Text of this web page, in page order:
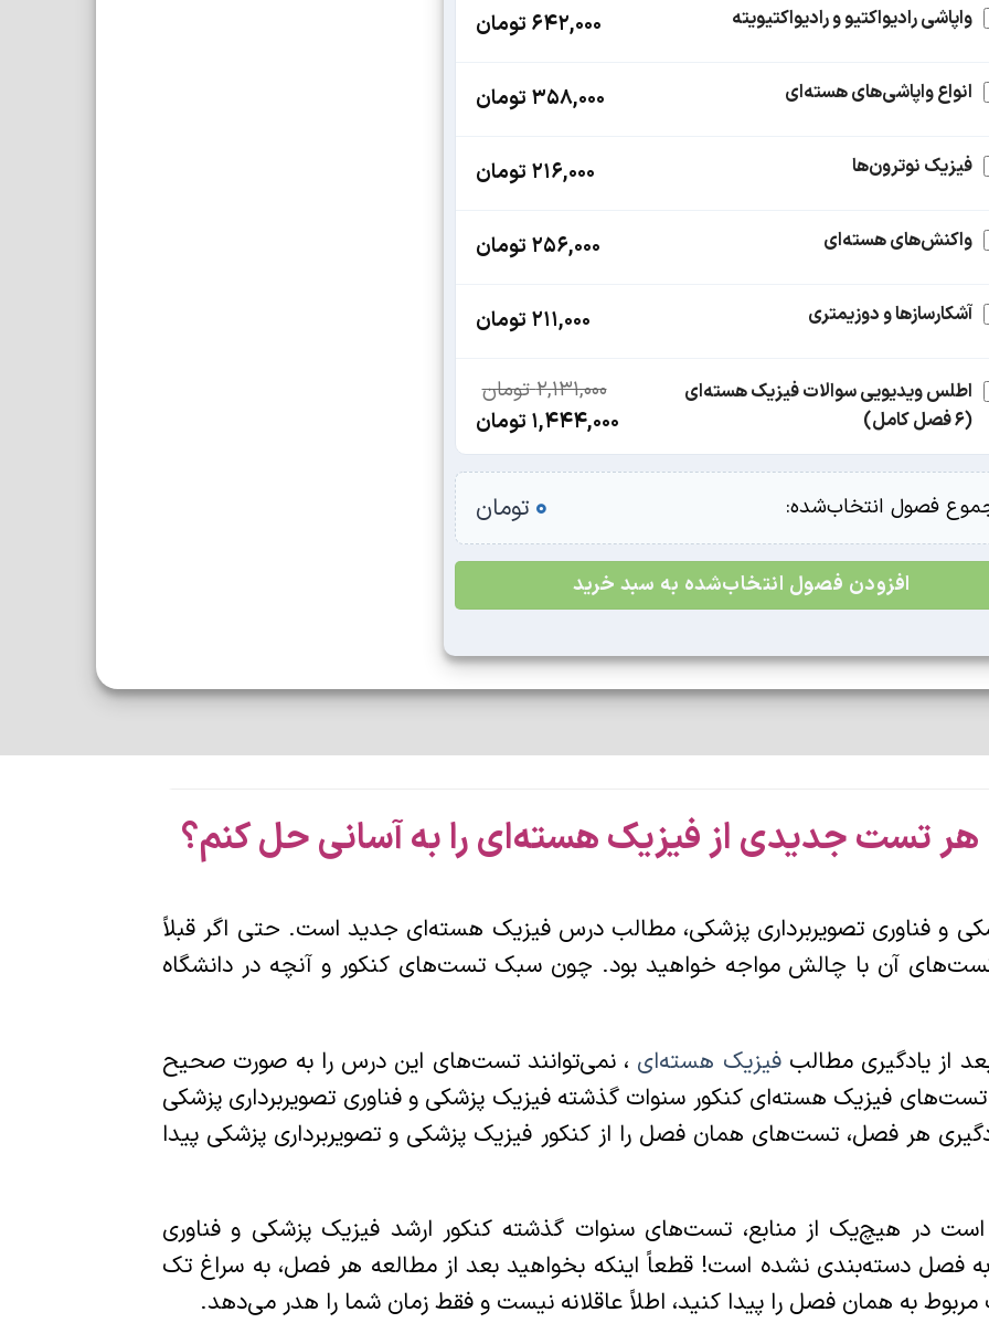
واپاشی رادیواکتیو و رادیواکتیویته 642,000 تومان
انواع واپاشی‌های هسته‌ای 358,000 تومان
فیزیک نوترون‌ها 216,000 تومان
واکنش‌های هسته‌ای 256,000 تومان
آشکارسازها و دوزیمتری 211,000 تومان
اطلس ویدیویی سوالات فیزیک هسته‌ای
(6 فصل کامل)
2,131,000 تومان
قیمت
اصلی
1,444,000 تومان
فعلی
است.
فصول انتخاب‌شده: ۰ تومان
افزودن فصول انتخاب‌شده به سبد خرید
و فناوری تصویربرداری پزشکی، مطالب درس فیزیک هسته‌ای جدید است. حتی اگر قبلاً
تست‌های آن با چالش مواجه خواهید بود. چون سبک تست‌های کنکور و آنچه در دانشگاه
از یادگیری مطالبفیزیک هسته‌ای ، نمی‌توانند تست‌های این درس را به صورت صحیح
فیزیک هسته‌ای کنکور سنوات گذشته فیزیک پزشکی و فناوری تصویربرداری پزشکی
هر فصل، تست‌های همان فصل را از کنکور فیزیک پزشکی و تصویربرداری پزشکی پیدا
است در هیچ‌یک از منابع، تست‌های سنوات گذشته کنکور ارشد فیزیک پزشکی و فناوری
فصل دسته‌بندی نشده است! قطعاً اینکه بخواهید بعد از مطالعه هر فصل، به سراغ تک
به همان فصل را پیدا کنید، اطلاً عاقلانه نیست و فقط زمان شما را هدر می‌دهد.